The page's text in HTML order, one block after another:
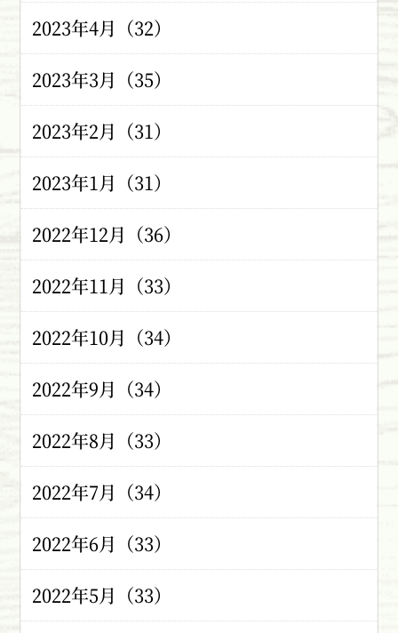
2023年4月（32）
2023年3月（35）
2023年2月（31）
2023年1月（31）
2022年12月（36）
2022年11月（33）
2022年10月（34）
2022年9月（34）
2022年8月（33）
2022年7月（34）
2022年6月（33）
2022年5月（33）